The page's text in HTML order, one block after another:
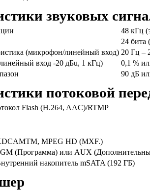
звуковых
48 кГц
24
(микрофон/линейный вход) 20 Гц –
вход -20 дБu, 1 кГц)
0,1 %
90 дБ
потоковой
Flash (H.264, AAC)/RTMP
MPEG HD (MXF.)
(Программа) или AUX
накопитель mSATA (192 ГБ)